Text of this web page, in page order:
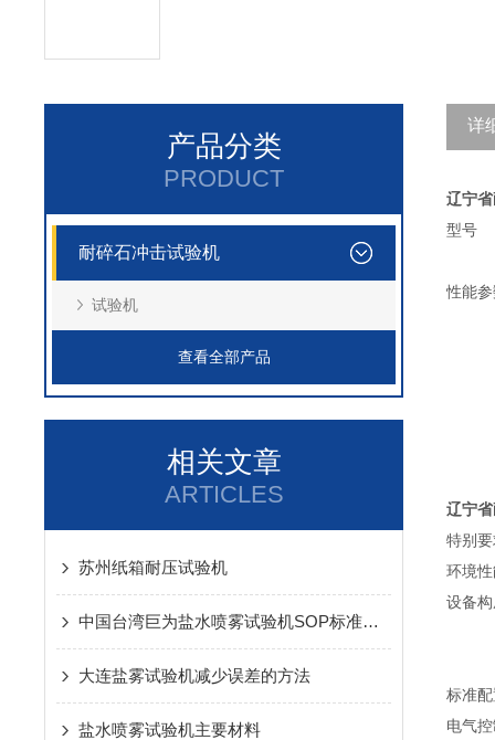
产品分类
PRODUCT
耐碎石冲击试验机
试验机
查看全部产品
相关文章
ARTICLES
苏州纸箱耐压试验机
中国台湾巨为盐水喷雾试验机SOP标准作业程序
大连盐雾试验机减少误差的方法
盐水喷雾试验机主要材料
详
辽宁省
型号
性能
辽宁省
特别
环境
设备
标准
电气